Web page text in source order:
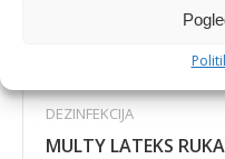
DEZINFEKCIJA
MULTY LATEKS